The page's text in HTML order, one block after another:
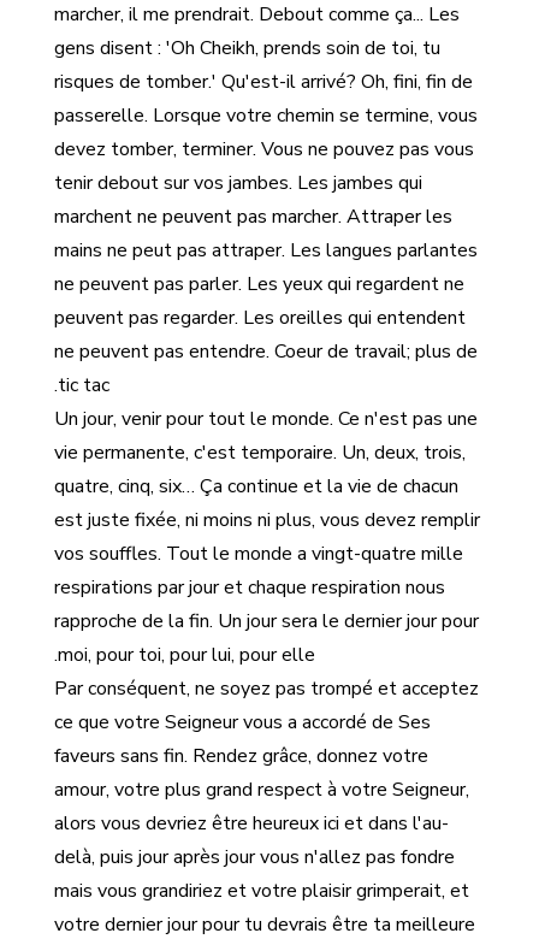
marcher, il me prendrait. Debout comme ça... Les
gens disent : 'Oh Cheikh, prends soin de toi, tu
risques de tomber.' Qu'est-il arrivé? Oh, fini, fin de
passerelle. Lorsque votre chemin se termine, vous
devez tomber, terminer. Vous ne pouvez pas vous
tenir debout sur vos jambes. Les jambes qui
marchent ne peuvent pas marcher. Attraper les
mains ne peut pas attraper. Les langues parlantes
ne peuvent pas parler. Les yeux qui regardent ne
peuvent pas regarder. Les oreilles qui entendent
ne peuvent pas entendre. Coeur de travail; plus de
tic tac.
Un jour, venir pour tout le monde. Ce n'est pas une
vie permanente, c'est temporaire. Un, deux, trois,
quatre, cinq, six… Ça continue et la vie de chacun
est juste fixée, ni moins ni plus, vous devez remplir
vos souffles. Tout le monde a vingt-quatre mille
respirations par jour et chaque respiration nous
rapproche de la fin. Un jour sera le dernier jour pour
moi, pour toi, pour lui, pour elle.
Par conséquent, ne soyez pas trompé et acceptez
ce que votre Seigneur vous a accordé de Ses
faveurs sans fin. Rendez grâce, donnez votre
amour, votre plus grand respect à votre Seigneur,
alors vous devriez être heureux ici et dans l'au-
delà, puis jour après jour vous n'allez pas fondre
mais vous grandiriez et votre plaisir grimperait, et
votre dernier jour pour tu devrais être ta meilleure